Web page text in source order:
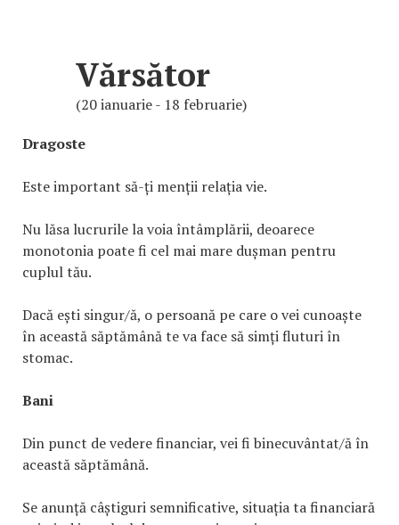
Vărsător
(20 ianuarie - 18 februarie)
Dragoste
Este important să-ți menții relația vie.
Nu lăsa lucrurile la voia întâmplării, deoarece
monotonia poate fi cel mai mare dușman pentru
cuplul tău.
Dacă ești singur/ă, o persoană pe care o vei cunoaște
în această săptămână te va face să simți fluturi în
stomac.
Bani
Din punct de vedere financiar, vei fi binecuvântat/ă în
această săptămână.
Se anunță câștiguri semnificative, situația ta financiară